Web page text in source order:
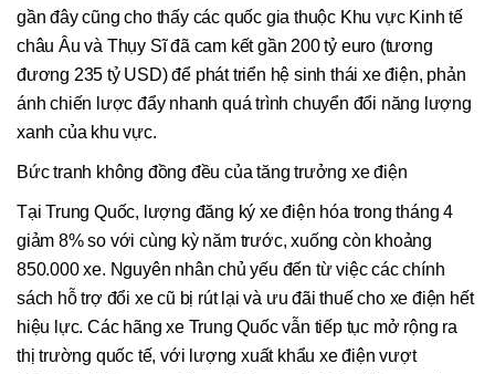
gần đây cũng cho thấy các quốc gia thuộc Khu vực Kinh tế
châu Âu và Thụy Sĩ đã cam kết gần 200 tỷ euro (tương
đương 235 tỷ USD) để phát triển hệ sinh thái xe điện, phản
ánh chiến lược đẩy nhanh quá trình chuyển đổi năng lượng
xanh của khu vực.
Bức tranh không đồng đều của tăng trưởng xe điện
Tại Trung Quốc, lượng đăng ký xe điện hóa trong tháng 4
giảm 8% so với cùng kỳ năm trước, xuống còn khoảng
850.000 xe. Nguyên nhân chủ yếu đến từ việc các chính
sách hỗ trợ đổi xe cũ bị rút lại và ưu đãi thuế cho xe điện hết
hiệu lực. Các hãng xe Trung Quốc vẫn tiếp tục mở rộng ra
thị trường quốc tế, với lượng xuất khẩu xe điện vượt